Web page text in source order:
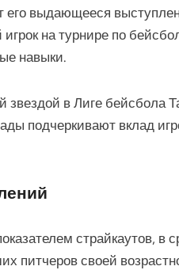
его выдающееся
на турнире по
навыки.
звездой в Лиге бейсбола
подчеркивают вклад
страйкаутов, в
питчеров своей